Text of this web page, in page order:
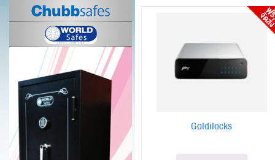
Goldilocks